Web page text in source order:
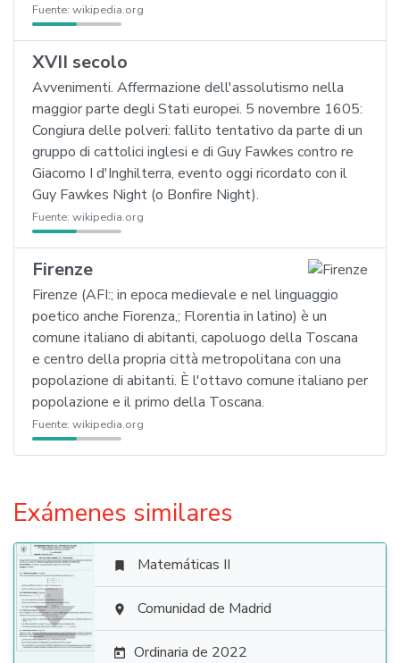
Fuente: wikipedia.org
XVII secolo
Avvenimenti. Affermazione dell'assolutismo nella
maggior parte degli Stati europei. 5 novembre 1605:
Congiura delle polveri: fallito tentativo da parte di un
gruppo di cattolici inglesi e di Guy Fawkes contro re
Giacomo I d'Inghilterra, evento oggi ricordato con il
Guy Fawkes Night (o Bonfire Night).
Fuente: wikipedia.org
Firenze
Firenze (AFI:; in epoca medievale e nel linguaggio
poetico anche Fiorenza,; Florentia in latino) è un
comune italiano di abitanti, capoluogo della Toscana
e centro della propria città metropolitana con una
popolazione di abitanti. È l'ottavo comune italiano per
popolazione e il primo della Toscana.
Fuente: wikipedia.org
Exámenes similares

 Matemáticas II
 Comunidad de Madrid
 Ordinaria de 2022